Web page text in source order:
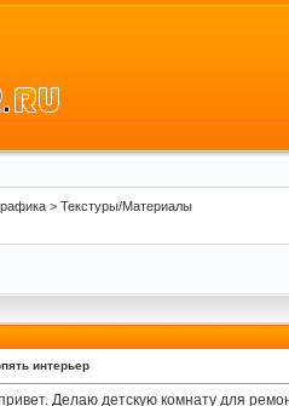
> Текстуры/Материалы
интерьер
Делаю детскую комнату для